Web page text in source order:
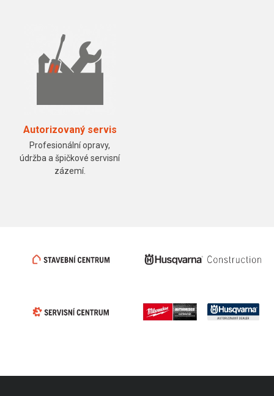
Autorizovaný servis
Profesionální opravy,
údržba a špičkové servisní
zázemí.